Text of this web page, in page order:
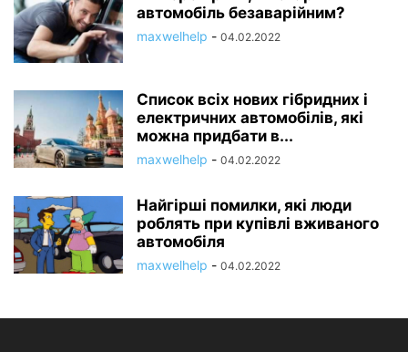
автомобіль безаварійним?
maxwelhelp - 04.02.2022
Список всіх нових гібридних і
електричних автомобілів, які
можна придбати в...
maxwelhelp - 04.02.2022
Найгірші помилки, які люди
роблять при купівлі вживаного
автомобіля
maxwelhelp - 04.02.2022